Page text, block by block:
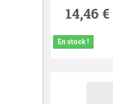
14,46 €
En stock !